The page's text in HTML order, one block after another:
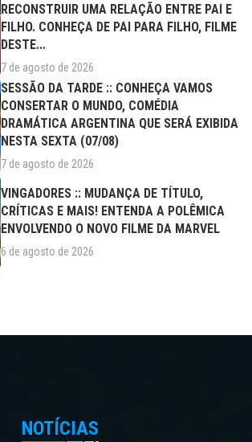
RECONSTRUIR UMA RELAÇÃO ENTRE PAI E
FILHO. CONHEÇA DE PAI PARA FILHO, FILME
DESTE...
7 de agosto de 2026
SESSÃO DA TARDE :: CONHEÇA VAMOS
CONSERTAR O MUNDO, COMÉDIA
DRAMÁTICA ARGENTINA QUE SERÁ EXIBIDA
NESTA SEXTA (07/08)
7 de agosto de 2026
VINGADORES :: MUDANÇA DE TÍTULO,
CRÍTICAS E MAIS! ENTENDA A POLÊMICA
ENVOLVENDO O NOVO FILME DA MARVEL
6 de agosto de 2026
NOTÍCIAS